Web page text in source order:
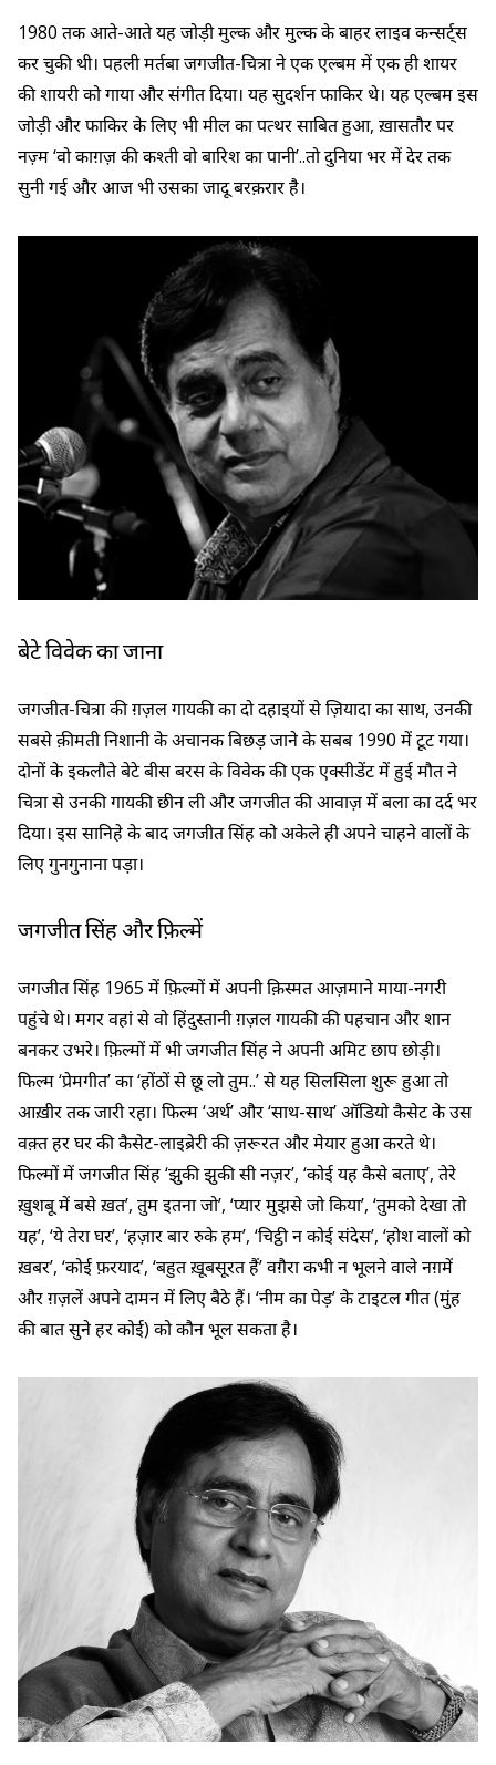
1980 तक आते-आते यह जोड़ी मुल्क और मुल्क के बाहर लाइव कन्सर्ट्स
कर चुकी थी। पहली मर्तबा जगजीत-चित्रा ने एक एल्बम में एक ही शायर
की शायरी को गाया और संगीत दिया। यह सुदर्शन फाकिर थे। यह एल्बम इस
जोड़ी और फाकिर के लिए भी मील का पत्थर साबित हुआ, ख़ासतौर पर
नज़्म ‘वो काग़ज़ की कश्ती वो बारिश का पानी’..तो दुनिया भर में देर तक
सुनी गई और आज भी उसका जादू बरक़रार है।
बेटे विवेक का जाना
जगजीत-चित्रा की ग़ज़ल गायकी का दो दहाइयों से ज़ियादा का साथ, उनकी
सबसे क़ीमती निशानी के अचानक बिछड़ जाने के सबब 1990 में टूट गया।
दोनों के इकलौते बेटे बीस बरस के विवेक की एक एक्सीडेंट में हुई मौत ने
चित्रा से उनकी गायकी छीन ली और जगजीत की आवाज़ में बला का दर्द भर
दिया। इस सानिहे के बाद जगजीत सिंह को अकेले ही अपने चाहने वालों के
लिए गुनगुनाना पड़ा।
जगजीत सिंह और फ़िल्में
जगजीत सिंह 1965 में फ़िल्मों में अपनी क़िस्मत आज़माने माया-नगरी
पहुंचे थे। मगर वहां से वो हिंदुस्तानी ग़ज़ल गायकी की पहचान और शान
बनकर उभरे। फ़िल्मों में भी जगजीत सिंह ने अपनी अमिट छाप छोड़ी।
फिल्म ‘प्रेमगीत’ का ‘होंठों से छू लो तुम..’ से यह सिलसिला शुरू हुआ तो
आख़ीर तक जारी रहा। फिल्म ‘अर्थ’ और ‘साथ-साथ’ ऑडियो कैसेट के उस
वक़्त हर घर की कैसेट-लाइब्रेरी की ज़रूरत और मेयार हुआ करते थे।
फिल्मों में जगजीत सिंह ‘झुकी झुकी सी नज़र’, ‘कोई यह कैसे बताए’, तेरे
ख़ुशबू में बसे ख़त’, तुम इतना जो’, ‘प्यार मुझसे जो किया’, ‘तुमको देखा तो
यह’, ‘ये तेरा घर’, ‘हज़ार बार रुके हम’, ‘चिट्ठी न कोई संदेस’, ‘होश वालों को
ख़बर’, ‘कोई फ़रयाद’, ‘बहुत ख़ूबसूरत हैं’ वग़ैरा कभी न भूलने वाले नग़में
और ग़ज़लें अपने दामन में लिए बैठे हैं। ‘नीम का पेड़’ के टाइटल गीत (मुंह
की बात सुने हर कोई) को कौन भूल सकता है।